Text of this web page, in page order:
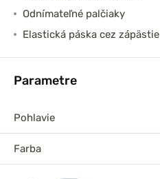
Odnímateľné palčiaky
Elastická páska cez zápästie
Parametre
Pohlavie
Farba